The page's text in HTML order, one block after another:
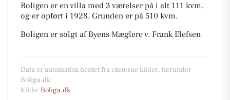
Boligen er en villa med 3 værelser på i alt 111 kvm.
og er opført i 1928. Grunden er på 510 kvm.
Boligen er solgt af Byens Mæglere v. Frank Elefsen
Data er automatisk hentet fra eksterne kilder, herunder
Boliga.dk.
Kilde: Boliga.dk